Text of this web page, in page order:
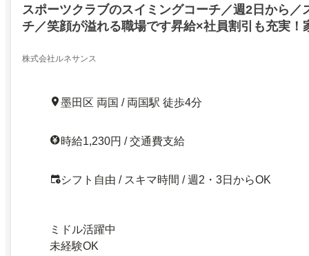
スポーツクラブのスイミングコーチ／週2日から／
チ／笑顔が溢れる職場です昇給×社員割引も充実！
株式会社ルネサンス
墨田区 両国 / 両国駅 徒歩4分
時給1,230円 / 交通費支給
シフト自由 / スキマ時間 / 週2・3日からOK
ミドル活躍中
未経験OK